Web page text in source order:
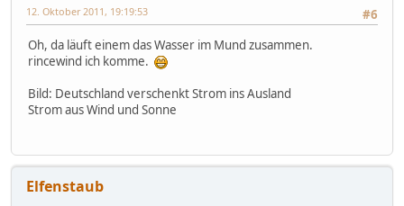
#6
12. Oktober 2011, 19:19:53
Oh, da läuft einem das Wasser im Mund zusammen.
rincewind ich komme.
Bild: Deutschland verschenkt Strom ins Ausland
Strom aus Wind und Sonne
Elfenstaub